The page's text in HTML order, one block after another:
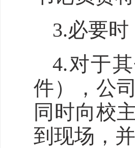
3.必要
4.对于
件），公
同时向校
到现场，